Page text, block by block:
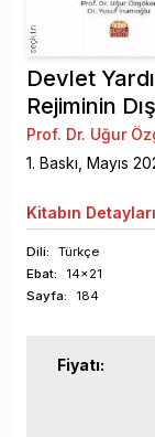
Devlet
Rejiminin
Prof. Dr. Uğur
1. Baskı, Mayıs
Kitabın Detayları
Dili:
Türkçe
Ebat:
14x21
Sayfa: 184
Fiyatı: